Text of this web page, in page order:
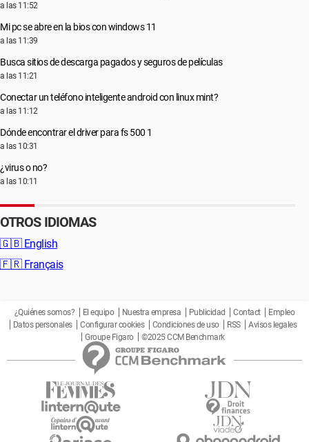
a las 11:52
Mi pc se abre en la bios con windows 11
a las 11:39
Busca sitios de descarga pagados y seguros de películas
a las 11:21
Conectar un teléfono inteligente android con linux mint?
a las 11:12
Dónde encontrar el driver para fs 500 1
a las 10:31
¿virus o no?
a las 10:11
OTROS IDIOMAS
🇬🇧 English
🇫🇷 Français
¿Quiénes somos? El equipo Nuestra empresa Publicidad Contact
Empleo
Datos personales
Configurar cookies Condiciones de uso RSS
Avisos legales
Groupe Figaro
©2025 CCM Benchmark